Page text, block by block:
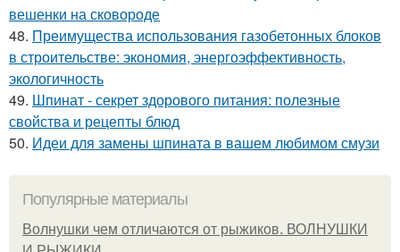
вешенки на сковороде
48. Преимущества использования газобетонных блоков
в строительстве: экономия, энергоэффективность,
экологичность
49. Шпинат - секрет здорового питания: полезные
свойства и рецепты блюд
50. Идеи для замены шпината в вашем любимом смузи
Популярные материалы
Волнушки чем отличаются от рыжиков. ВОЛНУШКИ